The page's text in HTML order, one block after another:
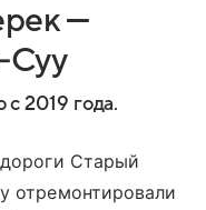
—
с 2019 года.
Старый
отремонтировали